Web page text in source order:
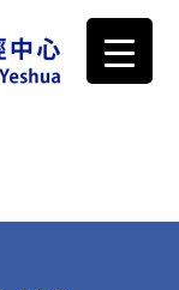
研經中心
，成為更好的門徒